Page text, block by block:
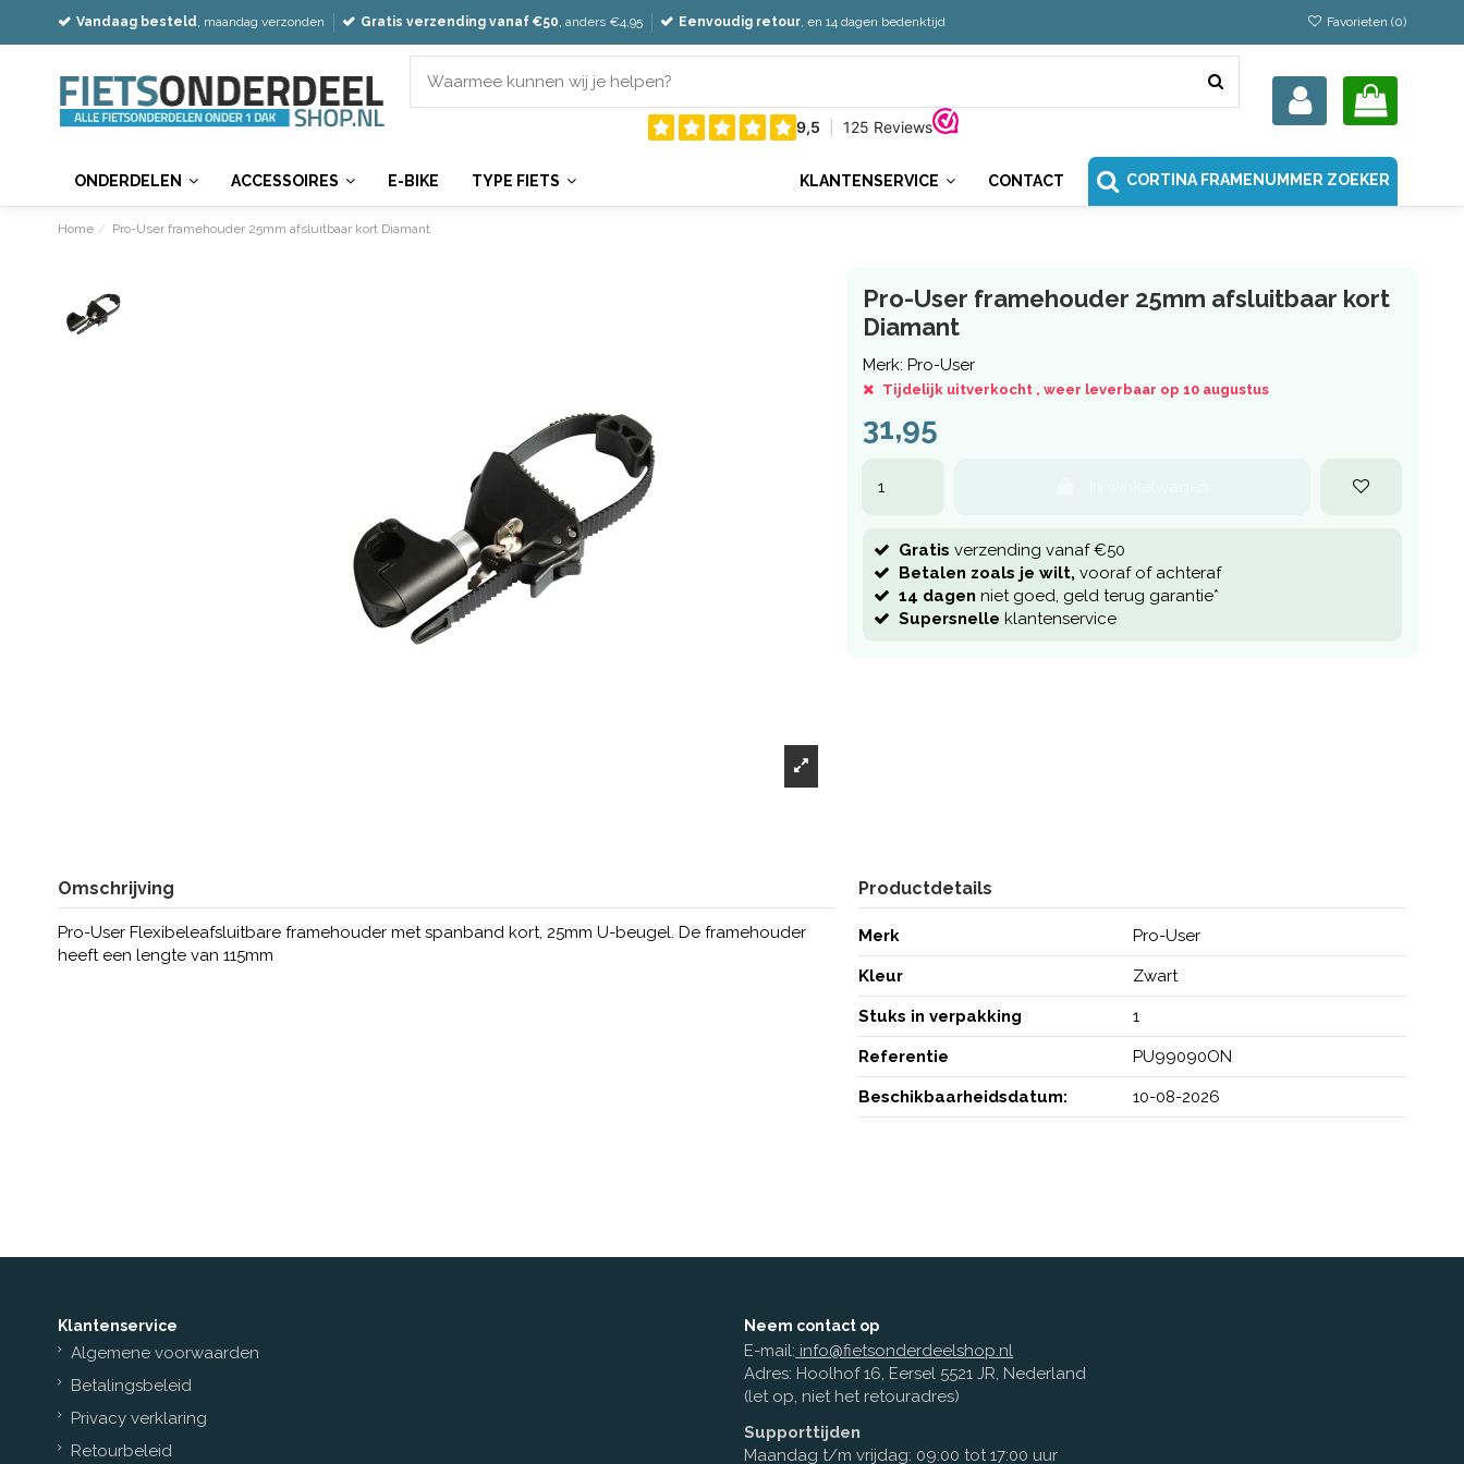
Vandaag besteld, maandag verzonden Gratis verzending vanaf €50, anders €4,95 Eenvoudig retour, en 14 dagen bedenktijd Favorieten (0)
ONDERDELEN ACCESSOIRES E-BIKE TYPE FIETS CORTINA FRAMENUMMER ZOEKER
CONTACT
KLANTENSERVICE
Home Pro-User framehouder 25mm afsluitbaar kort Diamant
Pro-User framehouder 25mm afsluitbaar kort
Diamant
Merk: Pro-User
Tijdelijk uitverkocht , weer leverbaar op 10 augustus
31,95
Gratis verzending vanaf €50
Betalen zoals je wilt, vooraf of achteraf
14 dagen niet goed, geld terug garantie*
Supersnelle klantenservice
Omschrijving
Pro-User Flexibeleafsluitbare framehouder met spanband kort, 25mm U-beugel. De framehouder
heeft een lengte van 115mm
Productdetails
Merk Pro-User
Kleur Zwart
Stuks in verpakking 1
Referentie PU99090ON
Beschikbaarheidsdatum: 10-08-2026
Klantenservice
Algemene voorwaarden
Betalingsbeleid
Privacy verklaring
Retourbeleid
Neem contact op
E-mail: info@fietsonderdeelshop.nl
Adres: Hoolhof 16, Eersel 5521 JR, Nederland
(let op, niet het retouradres)
Supporttijden
Maandag t/m vrijdag: 09:00 tot 17:00 uur